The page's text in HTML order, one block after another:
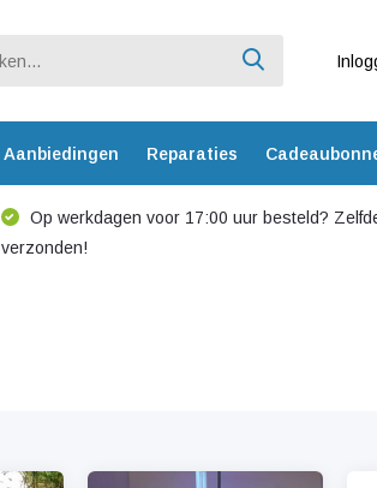
Aanbiedingen Reparaties
Op werkdagen voor 17:00 uur besteld?
verzonden!